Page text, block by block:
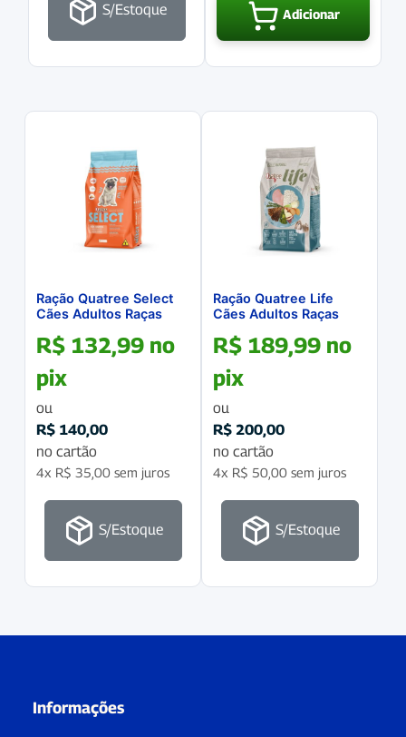
S/Estoque Adicionar
Ração Quatree Select
Cães Adultos Raças
R$ 132,99 no
pix
ou
R$ 140,00
no cartão
4x R$ 35,00 sem juros
S/Estoque
Ração Quatree Life
Cães Adultos Raças
Arroz 15Kg
R$ 189,99 no
pix
ou
R$ 200,00
no cartão
4x R$ 50,00 sem juros
S/Estoque
Informações